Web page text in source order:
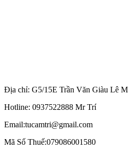
Địa chỉ: G5/15E Trần Văn Giàu Lê
Hotline: 0937522888 Mr Trí
Email:tucamtri@gmail.com
Mã Số Thuế:079086001580